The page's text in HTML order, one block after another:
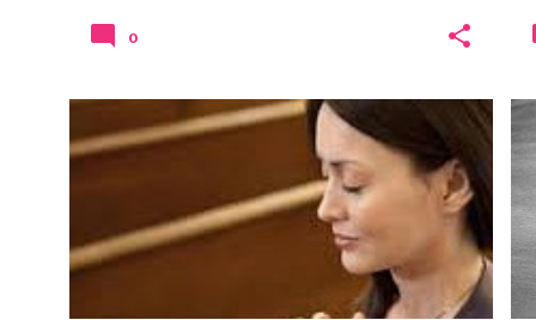
0
DEVOCIONAIS CONFIANÇA ORAÇÃO ADORAÇÃO
DEVOCIONAIS CONFIANÇA ORAÇÃO PERSEVERANÇA